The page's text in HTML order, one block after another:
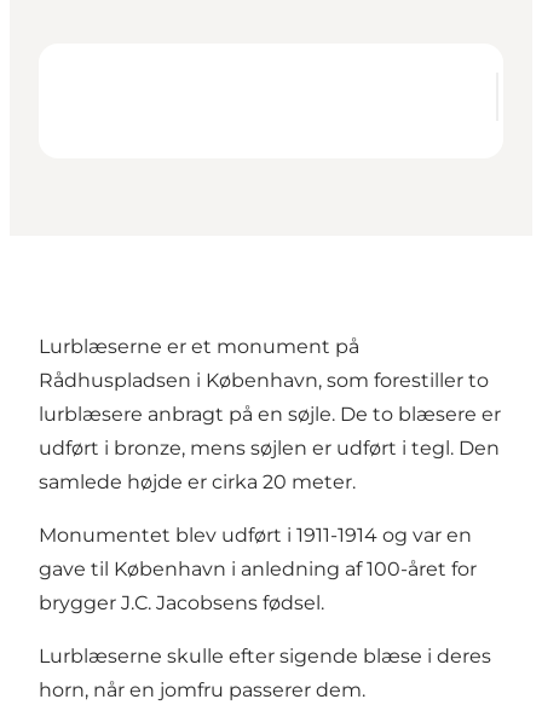
Lurblæserne er et monument på
Rådhuspladsen i København, som forestiller to
lurblæsere anbragt på en søjle. De to blæsere er
udført i bronze, mens søjlen er udført i tegl. Den
samlede højde er cirka 20 meter.
Monumentet blev udført i 1911-1914 og var en
gave til København i anledning af 100-året for
brygger J.C. Jacobsens fødsel.
Lurblæserne skulle efter sigende blæse i deres
horn, når en jomfru passerer dem.